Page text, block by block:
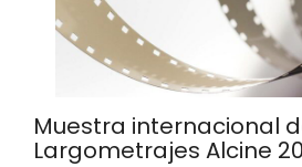
Muestra internacional
Largometrajes Alcine